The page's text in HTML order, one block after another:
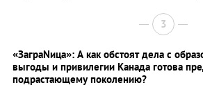
3
«ЗаграNица»: А как обстоят дела с
выгоды и привилегии Канада готова
подрастающему поколению?